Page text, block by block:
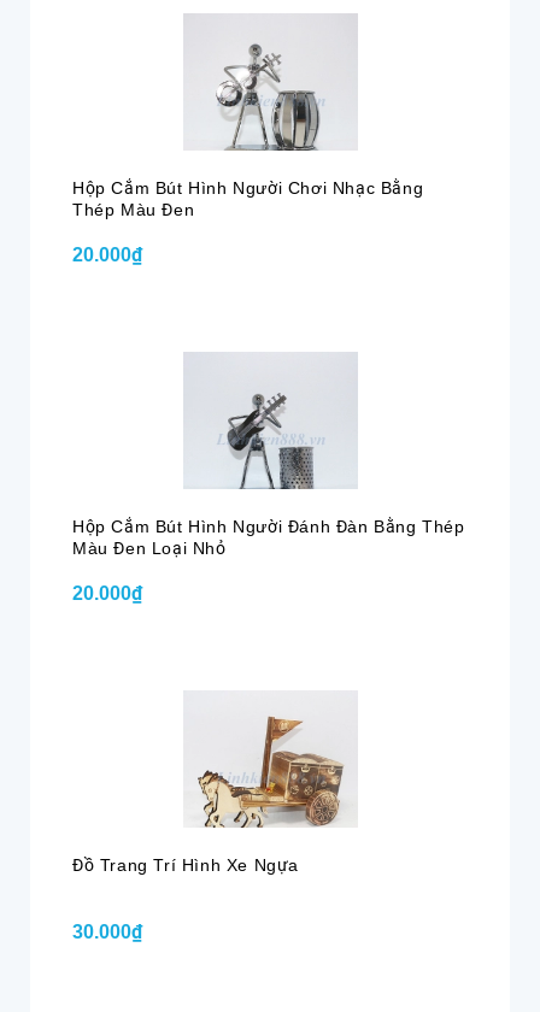
Hộp Cắm Bút Hình Người Chơi Nhạc Bằng
Thép Màu Đen
20.000₫
Hộp Cắm Bút Hình Người Đánh Đàn Bằng Thép
Màu Đen Loại Nhỏ
20.000₫
Đồ Trang Trí Hình Xe Ngựa
30.000₫